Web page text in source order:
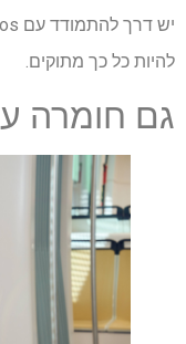
להיות כל כך מתוקים.
גם חומרה